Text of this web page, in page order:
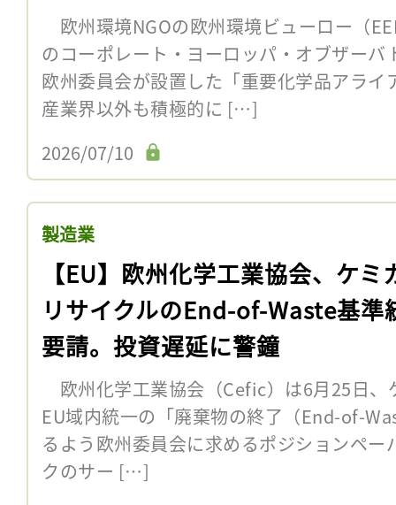
欧州環境NGOの欧州環境ビューロー（
のコーポレート・ヨーロッパ・オブザーバ
欧州委員会が設置した「重要化学品アライ
産業界以外も積極的に […]
2026/07/10
製造業
【EU】欧州化学工業協会、ケミ
リサイクルのEnd-of-Waste基準
要請。投資遅延に警鐘
欧州化学工業協会（Cefic）は6月25日、
EU域内統一の「廃棄物の終了（End-of-
るよう欧州委員会に求めるポジションペ
クのサー […]